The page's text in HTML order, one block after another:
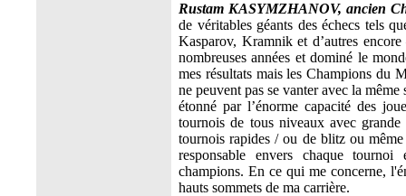
Rustam KASYMZHANOV, ancien
de véritables géants des échecs tels
Kasparov, Kramnik et d’autres
nombreuses années et dominé le
mes résultats mais les Champions du
ne peuvent pas se vanter avec la
étonné par l’énorme capacité des
tournois de tous niveaux avec
tournois rapides / ou de blitz ou même
responsable envers chaque
champions. En ce qui me concerne,
hauts sommets de ma carrière.